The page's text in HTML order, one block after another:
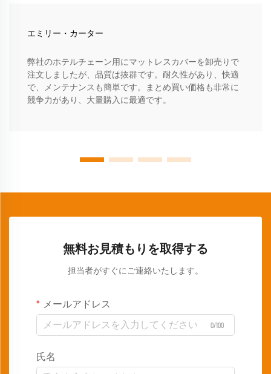
エミリー・カーター
弊社のホテルチェーン用にマットレスカバーを卸売りで
注文しましたが、品質は抜群です。耐久性があり、快適
で、メンテナンスも簡単です。まとめ買い価格も非常に
競争力があり、大量購入に最適です。
無料お見積もりを取得する
担当者がすぐにご連絡いたします。
メールアドレス
0/100
氏名